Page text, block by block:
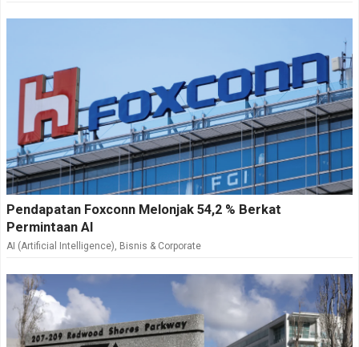
Pendapatan Foxconn Melonjak 54,2 % Berkat
Permintaan AI
AI (Artificial Intelligence), Bisnis & Corporate